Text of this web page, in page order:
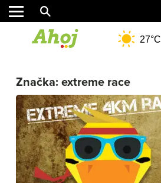
REGIÓN
ŠPORT
KULTÚRA
FOTKY
VIDEO
MIX
27°C
Značka: extreme race